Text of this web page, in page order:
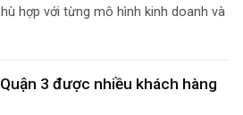
hợp với từng mô hình kinh doanh và
3 được nhiều khách hàng